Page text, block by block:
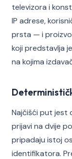
televizora i
IP adrese,
prsta — i
koji predstavlja
na kojima
Najčišći put jest
prijavi na dvije
pripadaju istoj
identifikatora.